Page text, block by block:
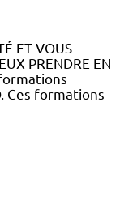
ET VOUS
PRENDRE EN
formations
Ces formations